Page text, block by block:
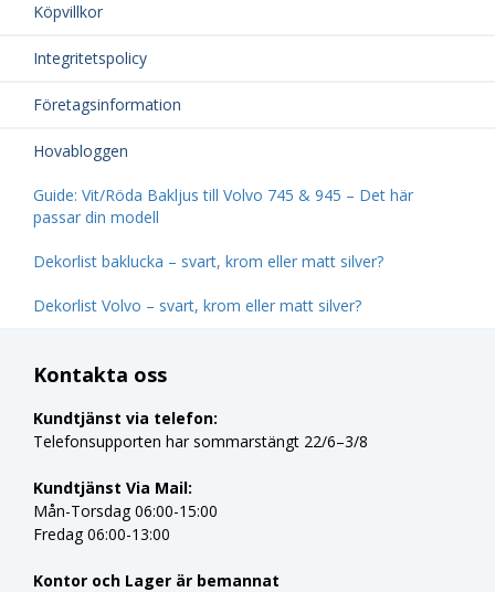
Köpvillkor
Integritetspolicy
Företagsinformation
Hovabloggen
Guide: Vit/Röda Bakljus till Volvo 745 & 945 – Det här
passar din modell
Dekorlist baklucka – svart, krom eller matt silver?
Dekorlist Volvo – svart, krom eller matt silver?
Kontakta oss
Kundtjänst via telefon:
Telefonsupporten har sommarstängt 22/6–3/8
Kundtjänst Via Mail:
Mån-Torsdag 06:00-15:00
Fredag 06:00-13:00
Kontor och Lager är bemannat